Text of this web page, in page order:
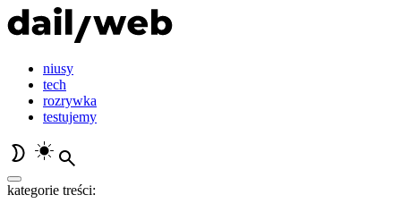
niusy
tech
rozrywka
testujemy
kategorie treści: